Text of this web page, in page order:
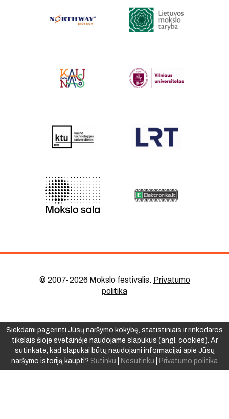
© 2007-2026 Mokslo festivalis. Privatumo
politika
Siekdami pagerinti Jūsų naršymo kokybę, statistiniais ir rinkodaros
tikslais šioje svetainėje naudojame slapukus (angl. cookies). Ar
sutinkate, kad slapukai būtų naudojami informacijai apie Jūsų
naršymo istoriją kaupti? Sutinku Nesutinku Privatumo politika